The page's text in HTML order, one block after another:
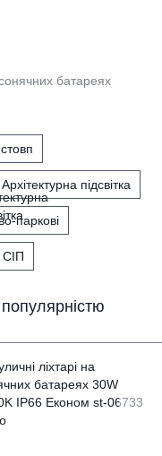
батареях
Архітектурна підсвітка
паркові